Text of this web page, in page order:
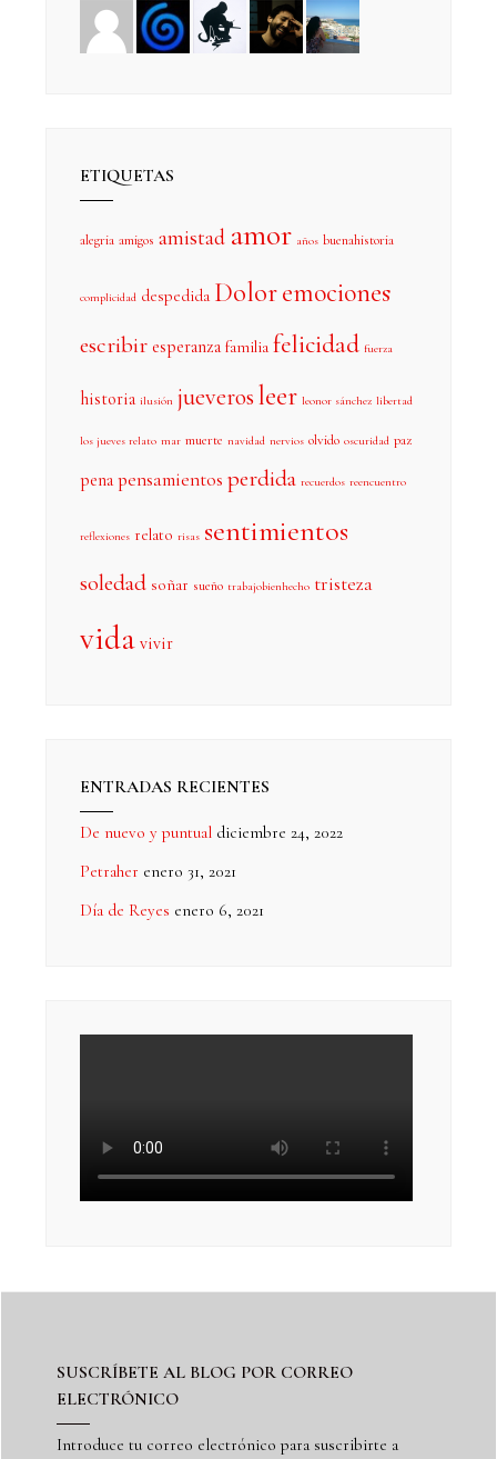
ETIQUETAS
alegria amigos amistad amor años buenahistoria
complicidad despedida Doloremociones
escribir esperanza familia felicidad fuerza
historia ilusión jueverosleer leonor sánchez libertad
los jueves relato mar muerte navidad nervios olvido oscuridad paz
pena pensamientos perdida recuerdos reencuentro
reflexiones relato risas sentimientos
soledad soñar sueño trabajobienhecho tristeza
vida vivir
ENTRADAS RECIENTES
De nuevo y puntual diciembre 24, 2022
Petraher enero 31, 2021
Día de Reyes enero 6, 2021
SUSCRÍBETE AL BLOG POR CORREO
ELECTRÓNICO
Introduce tu correo electrónico para suscribirte a